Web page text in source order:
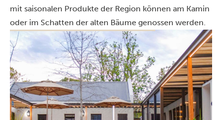
mit saisonalen Produkte der Region können am Kamin
oder im Schatten der alten Bäume genossen werden.